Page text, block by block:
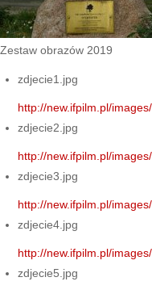
Zestaw obrazów 2019
zdjecie1.jpg
http://new.ifpilm.pl/
zdjecie2.jpg
http://new.ifpilm.pl/
zdjecie3.jpg
http://new.ifpilm.pl/
zdjecie4.jpg
http://new.ifpilm.pl/
zdjecie5.jpg